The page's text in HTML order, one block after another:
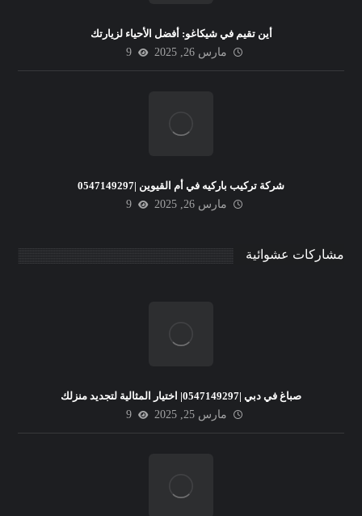
أين تقيم في شيكاغو: أفضل الأحياء لزيارتك
مارس 26, 2025
9
شركة تركيب باركيه في أم القيوين |0547149297
مارس 26, 2025
9
مشاركات عشوائية
صباغ في دبي |0547149297| اختيار المثالية لتجديد منزلك
مارس 25, 2025
9